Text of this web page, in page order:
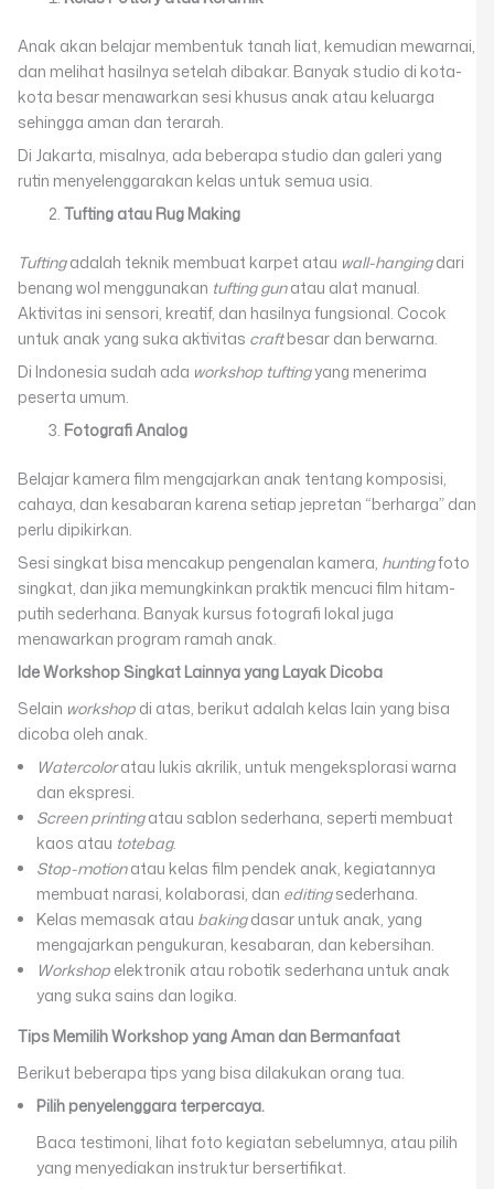
Anak akan belajar membentuk tanah liat, kemudian mewarnai,
dan melihat hasilnya setelah dibakar. Banyak studio di kota-
kota besar menawarkan sesi khusus anak atau keluarga
sehingga aman dan terarah.
Di Jakarta, misalnya, ada beberapa studio dan galeri yang
rutin menyelenggarakan kelas untuk semua usia.
Tufting atau Rug Making
Tuftingadalah teknik membuat karpet atau wall-hangingdari
benang wol menggunakan tufting gunatau alat manual.
Aktivitas ini sensori, kreatif, dan hasilnya fungsional. Cocok
untuk anak yang suka aktivitas craftbesar dan berwarna.
Di Indonesia sudah ada workshop tuftingyang menerima
peserta umum.
Fotografi Analog
Belajar kamera film mengajarkan anak tentang komposisi,
cahaya, dan kesabaran karena setiap jepretan “berharga” dan
perlu dipikirkan.
Sesi singkat bisa mencakup pengenalan kamera, huntingfoto
singkat, dan jika memungkinkan praktik mencuci film hitam-
putih sederhana. Banyak kursus fotografi lokal juga
menawarkan program ramah anak.
Ide Workshop Singkat Lainnya yang Layak Dicoba
Selain workshop di atas, berikut adalah kelas lain yang bisa
dicoba oleh anak.
Watercoloratau lukis akrilik, untuk mengeksplorasi warna
dan ekspresi.
Screen printingatau sablon sederhana, seperti membuat
kaos atau totebag.
Stop-motionatau kelas film pendek anak, kegiatannya
membuat narasi, kolaborasi, dan editingsederhana.
Kelas memasak atau bakingdasar untuk anak, yang
mengajarkan pengukuran, kesabaran, dan kebersihan.
Workshop elektronik atau robotik sederhana untuk anak
yang suka sains dan logika.
Tips Memilih Workshop yang Aman dan Bermanfaat
Berikut beberapa tips yang bisa dilakukan orang tua.
Pilih penyelenggara terpercaya.
Baca testimoni, lihat foto kegiatan sebelumnya, atau pilih
yang menyediakan instruktur bersertifikat.